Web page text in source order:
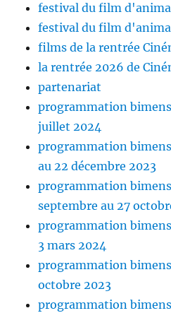
festival du film
festival du film
films de la rentrée
la rentrée 2026 de
partenariat
programmation
juillet 2024
programmation
au 22 décembre 2023
programmation
septembre au 27
programmation
3 mars 2024
programmation
octobre 2023
programmation